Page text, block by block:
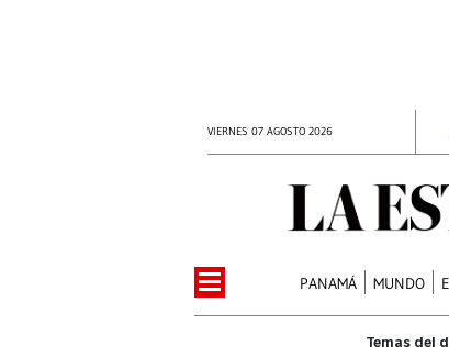
VIERNES 07 AGOSTO 2026
PANAMÁ MUNDO